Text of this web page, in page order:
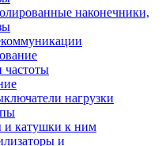
наконечники,
частоты
нагрузки
и катушки к ним
и